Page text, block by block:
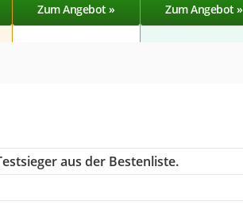
Zum Angebot » Zum Angebot »
aus der Bestenliste.